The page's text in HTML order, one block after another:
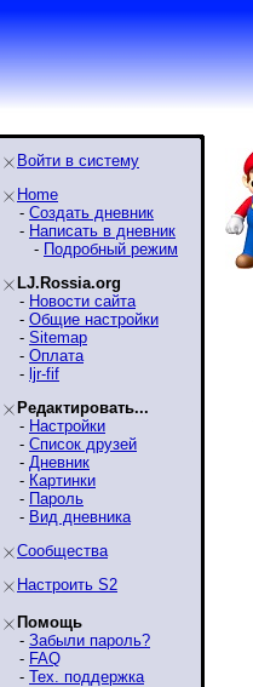
Войти в систему
Home
- Создать дневник
- Написать в дневник
- Подробный режим
LJ.Rossia.org
- Новости сайта
- Общие настройки
- Sitemap
- Оплата
- ljr-fif
Редактировать...
- Настройки
- Список друзей
- Дневник
- Картинки
- Пароль
- Вид дневника
Сообщества
Настроить S2
Помощь
- Забыли пароль?
- FAQ
- Тех. поддержка